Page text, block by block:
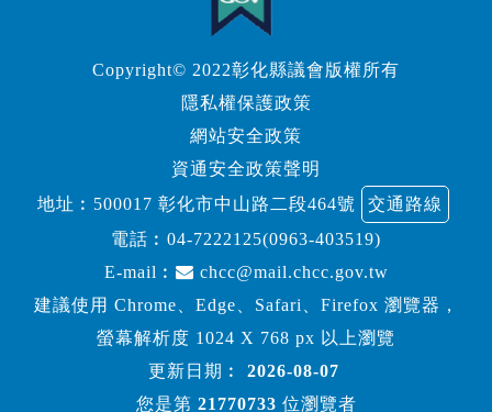
Copyright© 2022彰化縣議會版權所有
隱私權保護政策
網站安全政策
資通安全政策聲明
地址︰500017 彰化市中山路二段464號
交通路線
電話︰ 04-7222125(0963-403519)
E-mail︰
chcc@mail.chcc.gov.tw
建議使用 Chrome、Edge、Safari、Firefox 瀏覽器，
螢幕解析度 1024 X 768 px 以上瀏覽
更新日期︰
2026-08-07
您是第 21770733 位瀏覽者